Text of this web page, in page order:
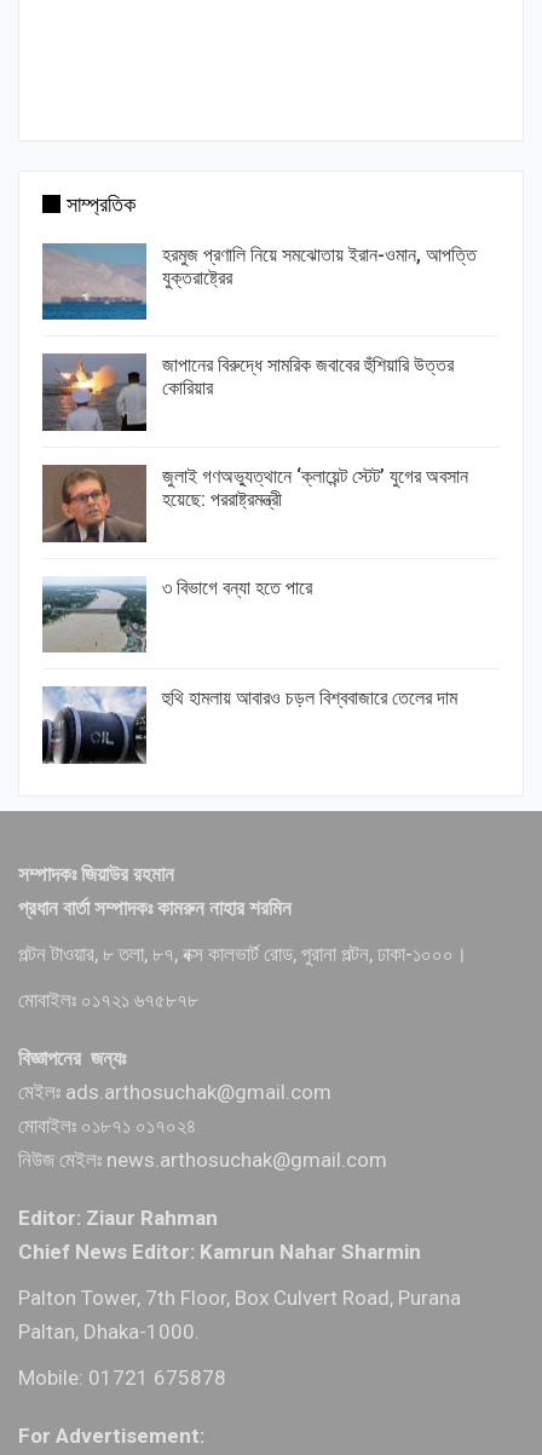
সাম্প্রতিক
হরমুজ প্রণালি নিয়ে সমঝোতায় ইরান-ওমান, আপত্তি
যুক্তরাষ্ট্রের
জাপানের বিরুদ্ধে সামরিক জবাবের হুঁশিয়ারি উত্তর
কোরিয়ার
জুলাই গণঅভ্যুত্থানে ‘ক্লায়েন্ট স্টেট’ যুগের অবসান
হয়েছে: পররাষ্ট্রমন্ত্রী
৩ বিভাগে বন্যা হতে পারে
হুথি হামলায় আবারও চড়ল বিশ্ববাজারে তেলের দাম
সম্পাদকঃ জিয়াউর রহমান
প্রধান বার্তা সম্পাদকঃ কামরুন নাহার শরমিন
পল্টন টাওয়ার, ৮ তলা, ৮৭, বক্স কালভার্ট রোড, পুরানা পল্টন, ঢাকা-১০০০।
মোবাইলঃ ০১৭২১ ৬৭৫৮৭৮
বিজ্ঞাপনের জন্যঃ
মেইলঃ ads.arthosuchak@gmail.com
মোবাইলঃ ০১৮৭১ ০১৭০২৪
নিউজ মেইলঃ news.arthosuchak@gmail.com
Editor: Ziaur Rahman
Chief News Editor: Kamrun Nahar Sharmin
Palton Tower, 7th Floor, Box Culvert Road, Purana
Paltan, Dhaka-1000.
Mobile: 01721 675878
For Advertisement: